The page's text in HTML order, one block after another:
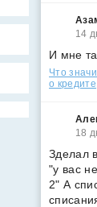
14
И мне
Что
о
18
Зделал
"у вас
2" А